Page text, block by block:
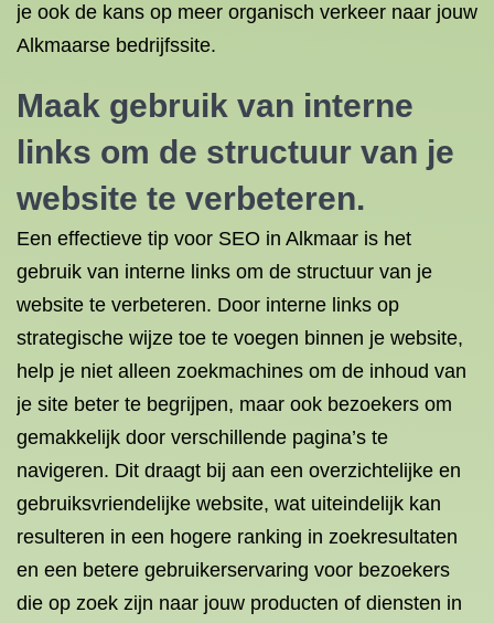
je ook de kans op meer organisch verkeer naar jouw
Alkmaarse bedrijfssite.
Maak gebruik van interne
links om de structuur van je
website te verbeteren.
Een effectieve tip voor SEO in Alkmaar is het
gebruik van interne links om de structuur van je
website te verbeteren. Door interne links op
strategische wijze toe te voegen binnen je website,
help je niet alleen zoekmachines om de inhoud van
je site beter te begrijpen, maar ook bezoekers om
gemakkelijk door verschillende pagina’s te
navigeren. Dit draagt bij aan een overzichtelijke en
gebruiksvriendelijke website, wat uiteindelijk kan
resulteren in een hogere ranking in zoekresultaten
en een betere gebruikerservaring voor bezoekers
die op zoek zijn naar jouw producten of diensten in